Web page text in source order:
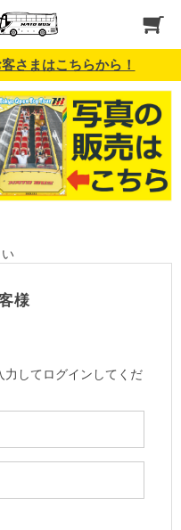
さまはこちらから！
様
力してログインしてくだ